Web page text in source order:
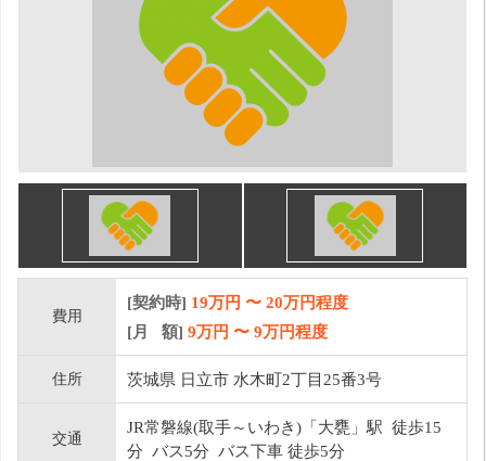
費用
[契約時] 19万円 〜 20万円程度
[月 額] 9万円 〜 9万円程度
住所 茨城県 日立市 水木町2丁目25番3号
交通
JR常磐線(取手～いわき)「大甕」駅 徒歩15
分 バス5分 バス下車 徒歩5分